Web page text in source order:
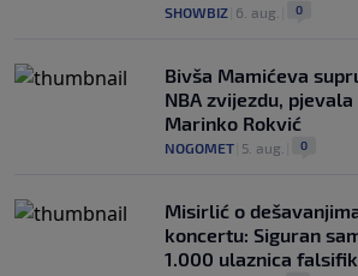
SHOWBIZ 6. aug. 0
Bivša Mamićeva
NBA zvijezdu, pjevala
Marinko Rokvić
NOGOMET 5. aug. 0
Misirlić o
koncertu: Siguran
1.000 ulaznica